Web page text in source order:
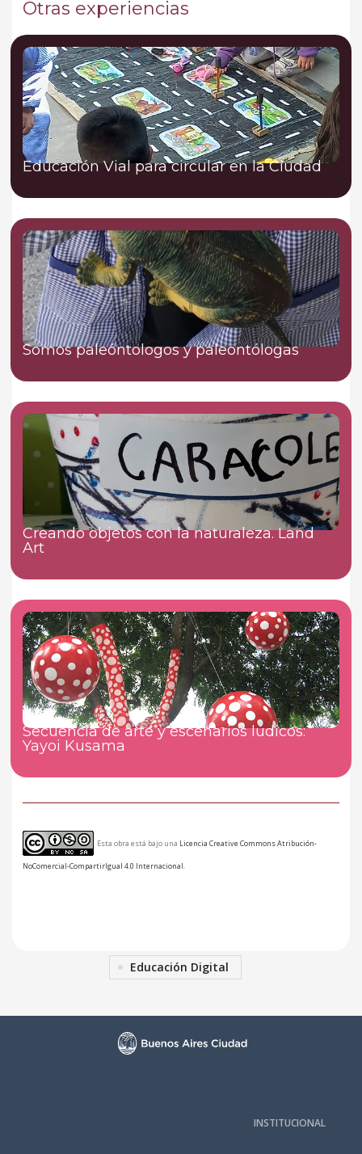
Otras experiencias
Educación Vial para circular en la Ciudad
Somos paleóntologos y paleontólogas
Creando objetos con la naturaleza. Land
Art
Secuencia de arte y escenarios lúdicos:
Yayoi Kusama
Esta obra está bajo una Licencia Creative Commons Atribución-
NoComercial-CompartirIgual 4.0 Internacional.
Educación Digital
INSTITUCIONAL